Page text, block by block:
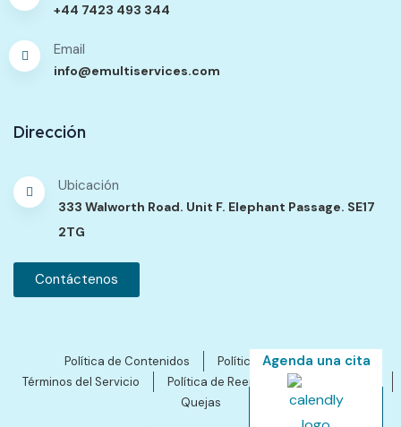
+44 7423 493 344
Email
info@emultiservices.com
Dirección
Ubicación
333 Walworth Road. Unit F. Elephant Passage. SE17
2TG
Contáctenos
Política de Contenidos
Política de Privacidad
Términos del Servicio
Política de Reembolsos y Cancelación
Quejas
Agenda una cita